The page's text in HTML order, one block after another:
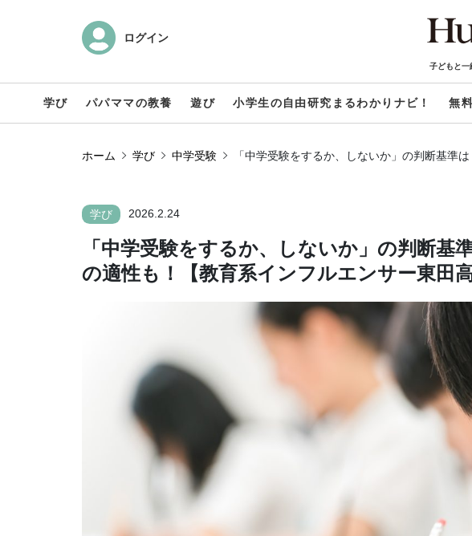
ログイン
子どもと一
学び パパママの教養 遊び 小学生の自由研究まるわかりナビ！ 無
ホーム 学び 中学受験 「中学受験をするか、しないか」の判断基準
学び 2026.2.24
「中学受験をするか、しないか」の判断基
の適性も！【教育系インフルエンサー東田